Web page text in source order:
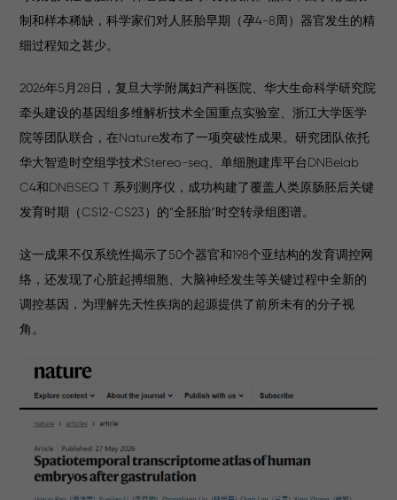
制和样本稀缺，科学家们对人胚胎早期（孕4-8周）器官发生的精
细过程知之甚少。
2026年5月28日，复旦大学附属妇产科医院、华大生命科学研究院
牵头建设的基因组多维解析技术全国重点实验室、浙江大学医学
院等团队联合，在Nature发布了一项突破性成果。研究团队依托
华大智造时空组学技术Stereo-seq、单细胞建库平台DNBelab
C4和DNBSEQ T 系列测序仪，成功构建了覆盖人类原肠胚后关键
发育时期（CS12-CS23）的“全胚胎”时空转录组图谱。
这一成果不仅系统性揭示了50个器官和198个亚结构的发育调控网
络，还发现了心脏起搏细胞、大脑神经发生等关键过程中全新的
调控基因，为理解先天性疾病的起源提供了前所未有的分子视
角。